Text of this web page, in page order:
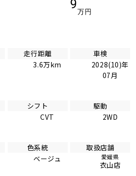
9
万円
走行距離
3.6万km
車検
2028(10)年
07月
シフト
CVT
駆動
2WD
色系統
ベージュ
取扱店舗
愛媛県
衣山店